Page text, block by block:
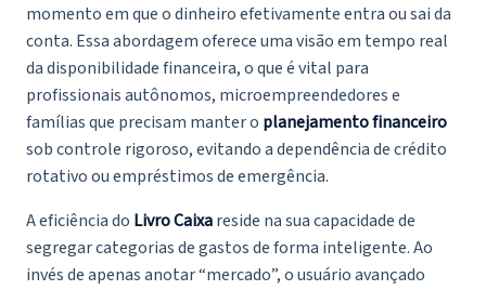
momento em que o dinheiro efetivamente entra ou sai da
conta. Essa abordagem oferece uma visão em tempo real
da disponibilidade financeira, o que é vital para
profissionais autônomos, microempreendedores e
famílias que precisam manter o planejamento financeiro
sob controle rigoroso, evitando a dependência de crédito
rotativo ou empréstimos de emergência.
A eficiência do Livro Caixareside na sua capacidade de
segregar categorias de gastos de forma inteligente. Ao
invés de apenas anotar “mercado”, o usuário avançado